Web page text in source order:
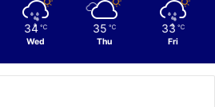
34 ℃
Wed
35 ℃
Thu
33 ℃
Fri